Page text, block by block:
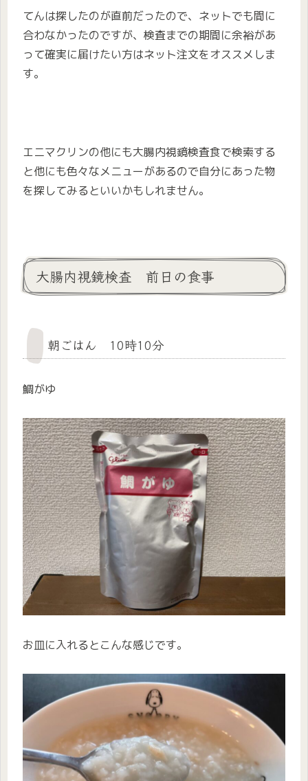
てんは探したのが直前だったので、ネットでも間に
合わなかったのですが、検査までの期間に余裕があ
って確実に届けたい方はネット注文をオススメしま
す。
エニマクリンの他にも大腸内視鏡検査食で検索する
と他にも色々なメニューがあるので自分にあった物
を探してみるといいかもしれません。
大腸内視鏡検査 前日の食事
朝ごはん 10時10分
鯛がゆ
お皿に入れるとこんな感じです。